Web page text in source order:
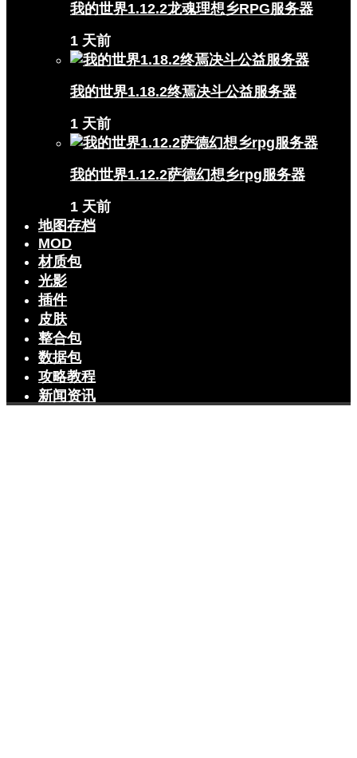
我的世界1.12.2龙魂理想乡RPG服务器
1 天前
我的世界1.18.2终焉决斗公益服务器
1 天前
我的世界1.12.2萨德幻想乡rpg服务器
1 天前
地图存档
MOD
材质包
光影
插件
皮肤
整合包
数据包
攻略教程
新闻资讯